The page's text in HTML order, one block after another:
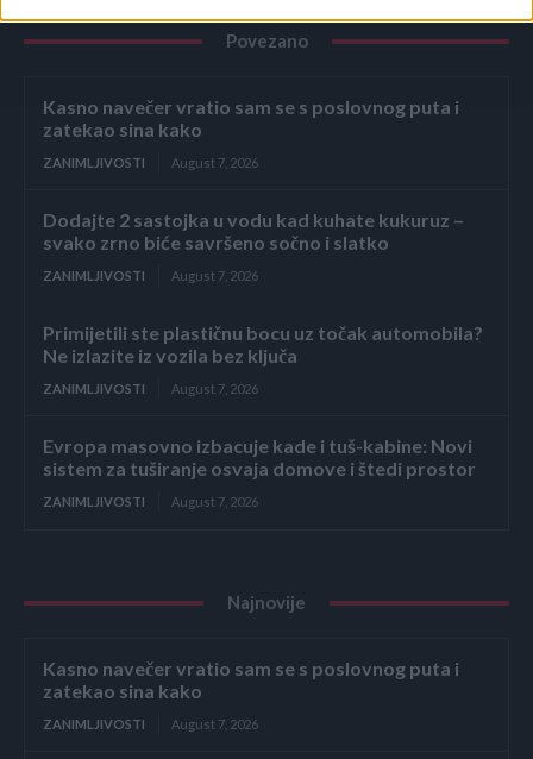
Povezano
Kasno navečer vratio sam se s poslovnog puta i
zatekao sina kako
ZANIMLJIVOSTI August 7, 2026
Dodajte 2 sastojka u vodu kad kuhate kukuruz –
svako zrno biće savršeno sočno i slatko
ZANIMLJIVOSTI August 7, 2026
Primijetili ste plastičnu bocu uz točak automobila?
Ne izlazite iz vozila bez ključa
ZANIMLJIVOSTI August 7, 2026
Evropa masovno izbacuje kade i tuš-kabine: Novi
sistem za tuširanje osvaja domove i štedi prostor
ZANIMLJIVOSTI August 7, 2026
Najnovije
Kasno navečer vratio sam se s poslovnog puta i
zatekao sina kako
ZANIMLJIVOSTI August 7, 2026